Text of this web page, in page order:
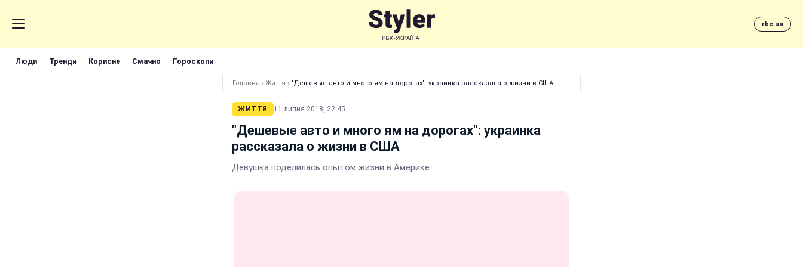
rbc.ua
Люди Тренди Корисне Смачно Гороскопи
Головна › Життя › "Дешевые авто и много ям на дорогах": украинка рассказала о жизни в США
ЖИТТЯ 11 липня 2018, 22:45
"Дешевые авто и много ям на дорогах": украинка
рассказала о жизни в США
Девушка поделилась опытом жизни в Америке